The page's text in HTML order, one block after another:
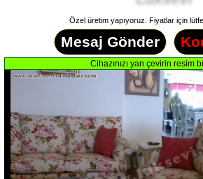
Özel üretim yapıyoruz. Fiyatlar için
Mesaj Gönder